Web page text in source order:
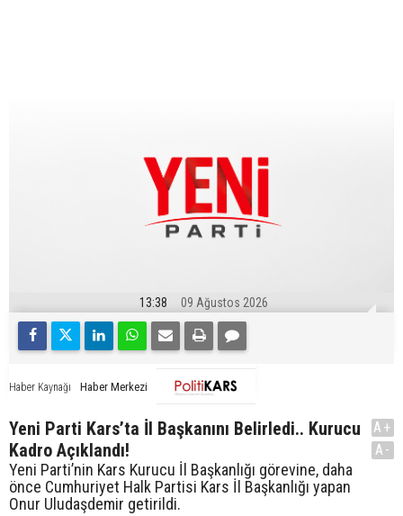
13:38 09 Ağustos 2026
Haber Kaynağı Haber Merkezi
Yeni Parti Kars’ta İl Başkanını Belirledi.. Kurucu
Kadro Açıklandı!
Yeni Parti’nin Kars Kurucu İl Başkanlığı görevine, daha
önce Cumhuriyet Halk Partisi Kars İl Başkanlığı yapan
Onur Uludaşdemir getirildi.
A+
A-